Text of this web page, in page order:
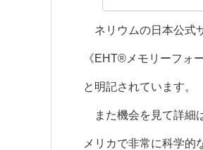
ネリウムの日本公式
《EHT®メモリーフォ
と明記されています。
また機会を見て詳細
メリカで非常に科学的